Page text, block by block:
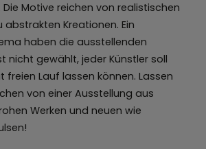
Die Motive reichen von realistischen
abstrakten Kreationen. Ein
haben die ausstellenden
nicht gewählt, jeder Künstler soll
freien Lauf lassen können. Lassen
von einer Ausstellung aus
Werken und neuen wie